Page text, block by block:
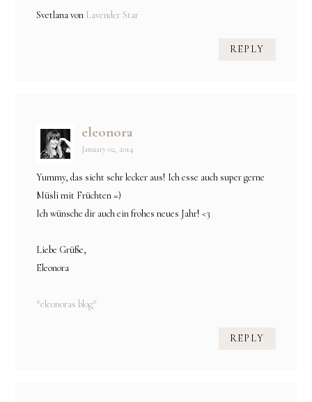
Svetlana von Lavender Star
REPLY
eleonora
January 02, 2014
Yummy, das sieht sehr lecker aus! Ich esse auch super gerne
Müsli mit Früchten =)
Ich wünsche dir auch ein frohes neues Jahr! <3
Liebe Grüße,
Eleonora
*eleonoras blog*
REPLY